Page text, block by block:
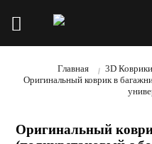
Главная 3D Коврики
Оригинальный коврик в
Оригинальный